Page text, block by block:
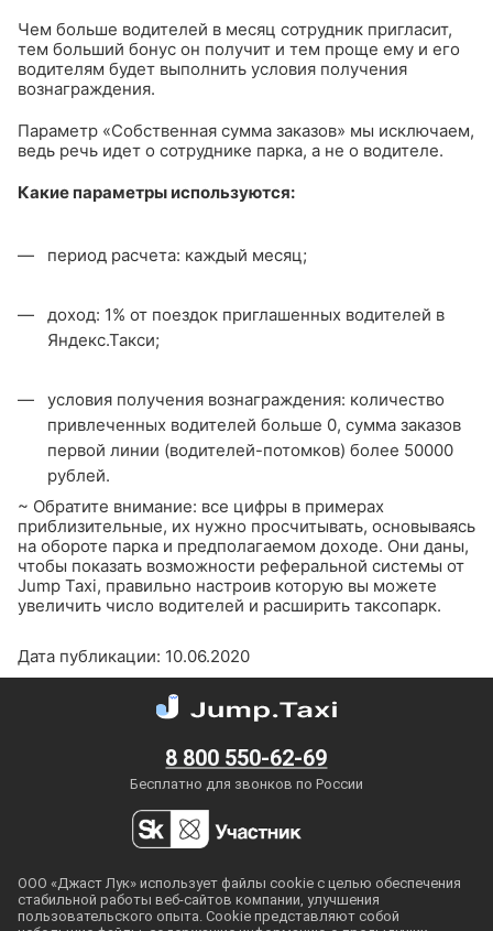
Чем больше водителей в месяц сотрудник пригласит,
тем больший бонус он получит и тем проще ему и его
водителям будет выполнить условия получения
вознаграждения.
Параметр «Собственная сумма заказов» мы исключаем,
ведь речь идет о сотруднике парка, а не о водителе.
Какие параметры используются:
период расчета: каждый месяц;
доход: 1% от поездок приглашенных водителей в
Яндекс.Такси;
условия получения вознаграждения: количество
привлеченных водителей больше 0, сумма заказов
первой линии (водителей-потомков) более 50000
рублей.
~ Обратите внимание: все цифры в примерах
приблизительные, их нужно просчитывать, основываясь
на обороте парка и предполагаемом доходе. Они даны,
чтобы показать возможности реферальной системы от
Jump Taxi, правильно настроив которую вы можете
увеличить число водителей и расширить таксопарк.
Дата публикации: 10.06.2020
8 800 550-62-69
Бесплатно для звонков по России
ООО «Джаст Лук» использует файлы cookie с целью обеспечения
стабильной работы веб-сайтов компании, улучшения
пользовательского опыта. Cookie представляют собой